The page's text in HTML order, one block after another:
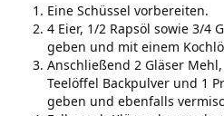
Eine Schüssel vorbereiten.
4 Eier, 1/2 Rapsöl sowie 3/4
geben und mit einem
Anschließend 2 Gläser
Teelöffel Backpulver und 1
geben und ebenfalls